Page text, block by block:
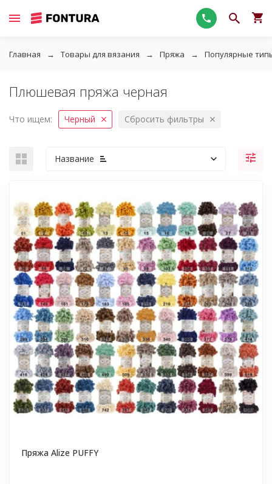
Главная Товары для вязания Пряжа Популярные
Плюшевая пряжа черная
Что ищем: Черный Сбросить фильтры
Название
Пряжа Alize PUFFY